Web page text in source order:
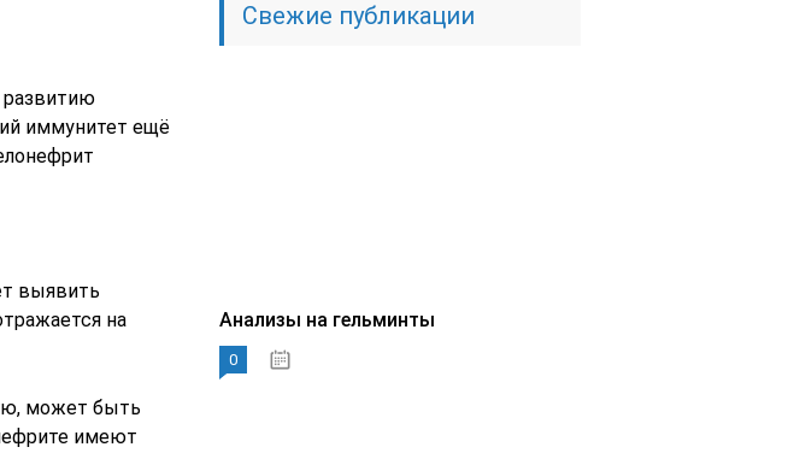
развитию
иммунитет ещё
выявить
на
может быть
имеют
Свежие публикации
Анализы на гельминты
0